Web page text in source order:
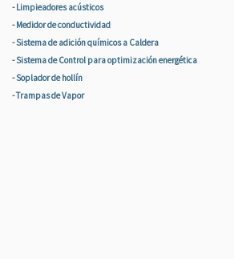
- Limpieadores acústicos
- Medidor de conductividad
- Sistema de adición químicos a Caldera
- Sistema de Control para optimización energética
- Soplador de hollín
- Trampas de Vapor